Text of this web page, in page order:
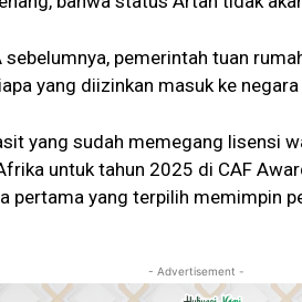
sebelumnya, pemerintah tuan
yang diizinkan masuk ke
yang sudah memegang lisensi
untuk tahun 2025 di CAF
pertama yang terpilih memimpin
- Advertisement -